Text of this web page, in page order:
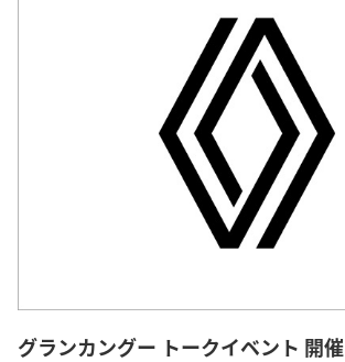
グランカングー トークイベント 開催